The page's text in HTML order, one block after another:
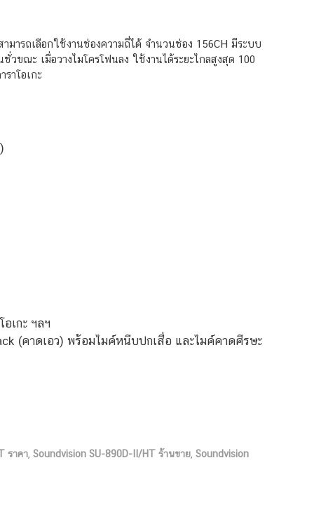
รถเลือกใช้งานช่องความถี่ได้ จำนวนช่อง 156CH มีระบบ
ขณะ เมื่อวางไมโครโฟนลง ใช้งานได้ระยะไกลสูงสุด 100
าโอเกะ
เกะ ฯลฯ
(คาดเอว) พร้อมไมค์หนีบปกเสื่อ และไมค์คาดศีรษะ
ราคา Soundvision SU-890D-II/HT ร้านขาย Soundvision